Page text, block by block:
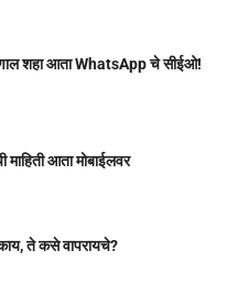
शहा आता WhatsApp चे सीईओ!
माहिती आता मोबाईलवर
ते कसे वापरायचे?